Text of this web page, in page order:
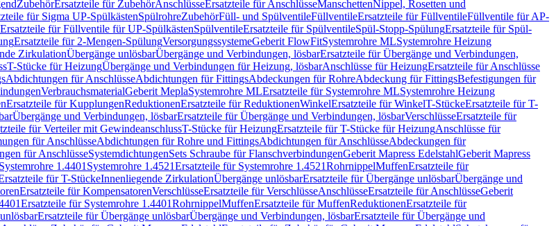
ZubehörErsatzteile für ZubehörAnschlüsseErsatzteile für AnschlüsseManschettenNippel, Rosetten und
für Sigma UP-SpülkästenSpülrohreZubehörFüll- und SpülventileFüllventileErsatzteile für FüllventileFüllventile für AP-
Ersatzteile für Füllventile für UP-SpülkästenSpülventileErsatzteile für SpülventileSpül-Stopp-SpülungErsatzteile für Spül-
Ersatzteile für 2-Mengen-SpülungVersorgungssystemeGeberit FlowFitSystemrohre MLSystemrohre Heizung
ZirkulationÜbergänge unlösbarÜbergänge und Verbindungen, lösbarErsatzteile für Übergänge und Verbindungen,
T-Stücke für HeizungÜbergänge und Verbindungen für Heizung, lösbarAnschlüsse für HeizungErsatzteile für Anschlüsse
Abdichtungen für AnschlüsseAbdichtungen für FittingsAbdeckungen für RohreAbdeckung für FittingsBefestigungen für
VerbrauchsmaterialGeberit MeplaSystemrohre MLErsatzteile für Systemrohre MLSystemrohre Heizung
Ersatzteile für KupplungenReduktionenErsatzteile für ReduktionenWinkelErsatzteile für WinkelT-StückeErsatzteile für T-
Übergänge und Verbindungen, lösbarErsatzteile für Übergänge und Verbindungen, lösbarVerschlüsseErsatzteile für
für Verteiler mit GewindeanschlussT-Stücke für HeizungErsatzteile für T-Stücke für HeizungAnschlüsse für
für AnschlüsseAbdichtungen für Rohre und FittingsAbdichtungen für AnschlüsseAbdeckungen für
für AnschlüsseSystemdichtungenSets Schraube für FlanschverbindungenGeberit Mapress EdelstahlGeberit Mapress
1.4401 Systemrohre 1.4521Ersatzteile für Systemrohre 1.4521RohrnippelMuffenErsatzteile für
für T-StückeInnenliegende ZirkulationÜbergänge unlösbarErsatzteile für Übergänge unlösbarÜbergänge und
Ersatzteile für KompensatorenVerschlüsseErsatzteile für VerschlüsseAnschlüsseErsatzteile für AnschlüsseGeberit
Ersatzteile für Systemrohre 1.4401RohrnippelMuffenErsatzteile für MuffenReduktionenErsatzteile für
Ersatzteile für Übergänge unlösbarÜbergänge und Verbindungen, lösbarErsatzteile für Übergänge und